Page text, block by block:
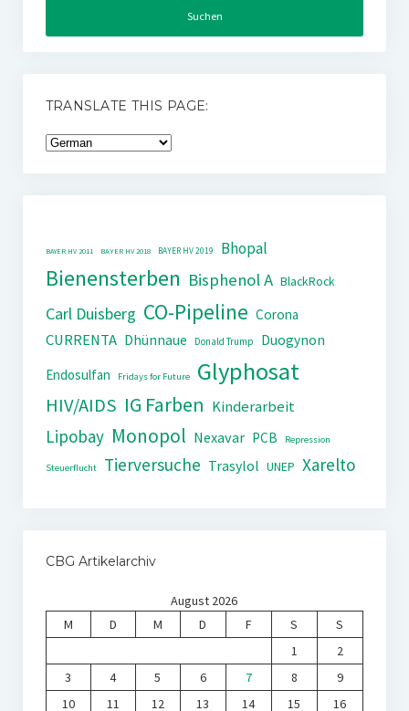
TRANSLATE THIS PAGE:
BAYER HV 2011 BAYER HV 2018 BAYER HV 2019 Bhopal
Bienensterben Bisphenol A BlackRock
Carl Duisberg CO-Pipeline Corona
CURRENTA Dhünnaue Donald Trump
Duogynon
Endosulfan
Fridays for Future Glyphosat
HIV/AIDS IG Farben Kinderarbeit
Lipobay Monopol Nexavar PCB Repression
Steuerflucht Tierversuche Trasylol UNEP Xarelto
CBG Artikelarchiv
August 2026
M
D M D F S
S
1
2
3
4 5 6 7 8
9
10
11 12 13 14 15 16